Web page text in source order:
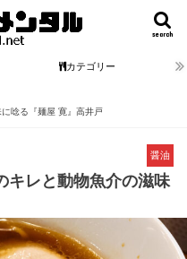
search
カテゴリー
唸る『麺屋 寛』高井戸
醤油
キレと動物魚介の滋味